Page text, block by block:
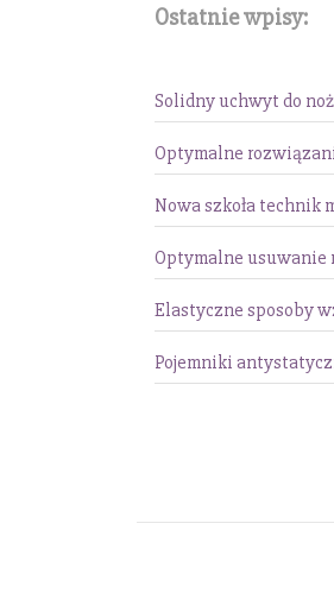
Ostatnie wpisy:
Solidny uchwyt do
Optymalne
Nowa szkoła technik
Optymalne usuwanie
Elastyczne sposoby
Pojemniki